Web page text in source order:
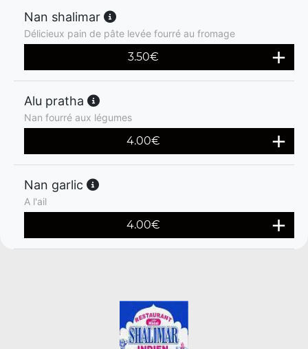
Nan shalimar
Délicieux pain de pâte levée fourré au fromage
3.50€
Alu pratha
Nan fourré aux légumes
4.00€
Nan garlic
A l'ail
4.00€